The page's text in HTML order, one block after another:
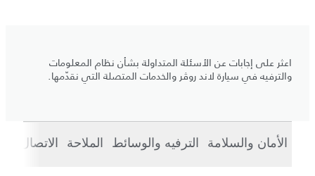
اعثر على إجابات عن الأسئلة المتداولة بشأن نظام المعلومات
والترفيه في سيارة لاند روڤر والخدمات المتصلة التي نقدّمها.
الأمان والسلامة الترفيه والوسائط الملاحة الاتصال